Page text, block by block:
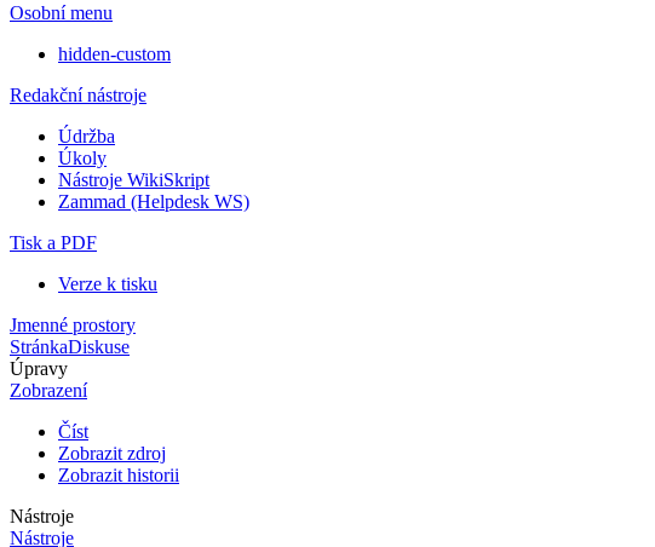
Osobní menu
hidden-custom
Redakční nástroje
Údržba
Úkoly
Nástroje WikiSkript
Zammad (Helpdesk WS)
Tisk a PDF
Verze k tisku
Jmenné prostory
StránkaDiskuse
Úpravy
Zobrazení
Číst
Zobrazit zdroj
Zobrazit historii
Nástroje
Nástroje